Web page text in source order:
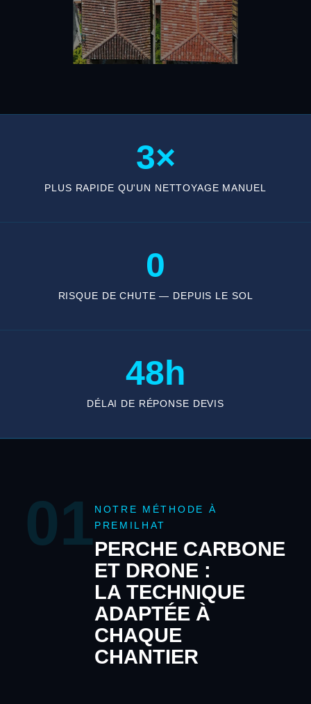
3×
PLUS RAPIDE QU'UN NETTOYAGE MANUEL
0
RISQUE DE CHUTE — DEPUIS LE SOL
48h
DÉLAI DE RÉPONSE DEVIS
01 NOTRE MÉTHODE À
PREMILHAT
PERCHE CARBONE
ET DRONE :
LA TECHNIQUE
ADAPTÉE À
CHAQUE
CHANTIER